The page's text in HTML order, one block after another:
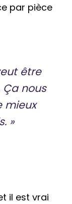
par pièce
être
nous
mieux
»
il est vrai